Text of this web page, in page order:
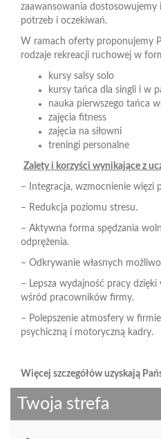
zaawansowania
potrzeb i oczekiwań.
W ramach oferty proponujemy
rodzaje rekreacji ruchowej w
kursy salsy solo
kursy tańca dla singli i w
nauka pierwszego tańca
zajęcia fitness
zajęcia na siłowni
treningi personalne
Zalety i korzyści wynikające z
– Integracja, wzmocnienie więzi
– Redukcja poziomu stresu.
– Aktywna forma spędzania
odprężenia.
– Odkrywanie własnych
– Lepsza wydajność pracy
wśród pracowników firmy.
– Polepszenie atmosfery w
psychiczną i motoryczną kadry.
Więcej szczegółów uzyskają
Twoja strefa